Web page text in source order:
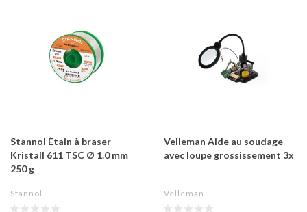
Stannol Étain à braser
Kristall 611 TSC Ø 1.0 mm
250 g
Stannol
Velleman Aide au soudage
avec loupe grossissement 3x
Velleman